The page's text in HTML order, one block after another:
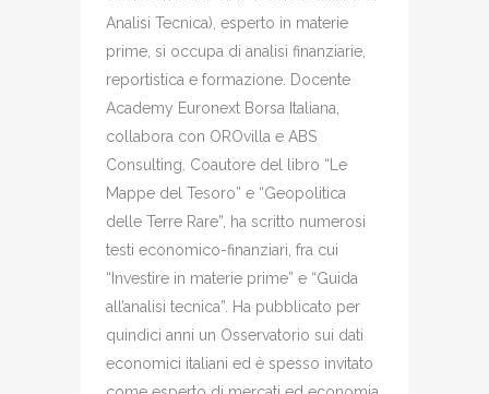
Analisi Tecnica), esperto in materie
prime, si occupa di analisi finanziarie,
reportistica e formazione. Docente
Academy Euronext Borsa Italiana,
collabora con OROvilla e ABS
Consulting. Coautore del libro “Le
Mappe del Tesoro” e “Geopolitica
delle Terre Rare”, ha scritto numerosi
testi economico-finanziari, fra cui
“Investire in materie prime” e “Guida
all’analisi tecnica”. Ha pubblicato per
quindici anni un Osservatorio sui dati
economici italiani ed è spesso invitato